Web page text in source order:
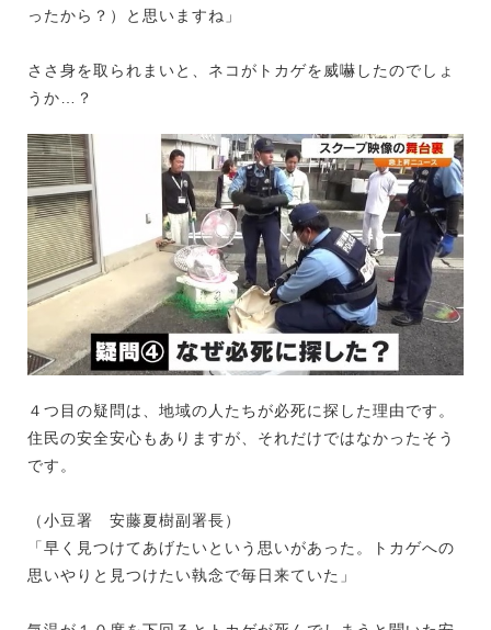
ったから？）と思いますね」
ささ身を取られまいと、ネコがトカゲを威嚇したのでしょ
うか…？
４つ目の疑問は、地域の人たちが必死に探した理由です。
住民の安全安心もありますが、それだけではなかったそう
です。
（小豆署 安藤夏樹副署長）
「早く見つけてあげたいという思いがあった。トカゲへの
思いやりと見つけたい執念で毎日来ていた」